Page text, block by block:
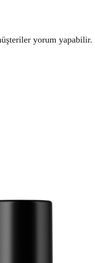
yorum yapabilir.